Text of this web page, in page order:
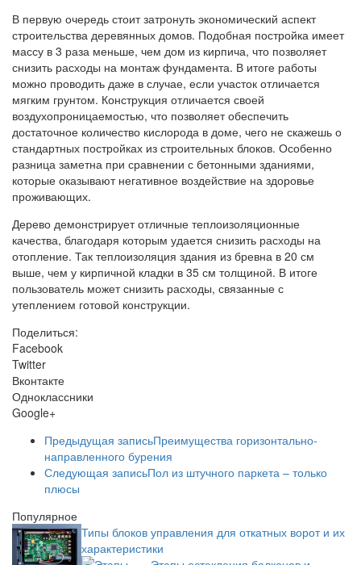
В первую очередь стоит затронуть экономический аспект
строительства деревянных домов. Подобная постройка имеет
массу в 3 раза меньше, чем дом из кирпича, что позволяет
снизить расходы на монтаж фундамента. В итоге работы
можно проводить даже в случае, если участок отличается
мягким грунтом. Конструкция отличается своей
воздухопроницаемостью, что позволяет обеспечить
достаточное количество кислорода в доме, чего не скажешь о
стандартных постройках из строительных блоков. Особенно
разница заметна при сравнении с бетонными зданиями,
которые оказывают негативное воздействие на здоровье
проживающих.
Дерево демонстрирует отличные теплоизоляционные
качества, благодаря которым удается снизить расходы на
отопление. Так теплоизоляция здания из бревна в 20 см
выше, чем у кирпичной кладки в 35 см толщиной. В итоге
пользователь может снизить расходы, связанные с
утеплением готовой конструкции.
Поделиться:
Facebook
Twitter
Вконтакте
Одноклассники
Google+
Предыдущая записьПреимущества горизонтально-
направленного бурения
Следующая записьПол из штучного паркета – только
плюсы
Популярное
Типы блоков управления для откатных ворот и их
характеристики